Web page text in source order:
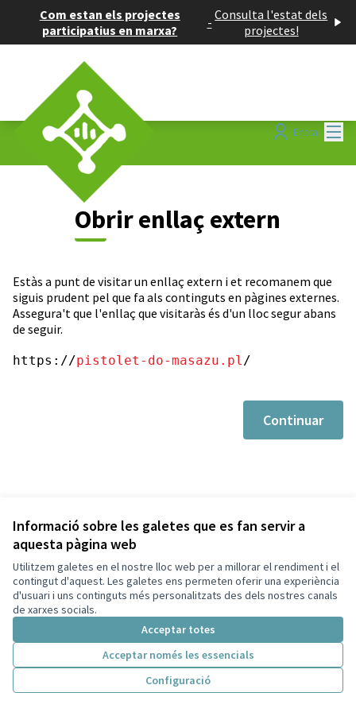
Informació sobre les galetes que es fan servir a
aquesta pàgina web
Utilitzem galetes en el nostre lloc web per a millorar el rendiment i el
contingut d'aquest. Les galetes ens permeten oferir una experiència
d'usuari i uns continguts més personalitzats des dels nostres canals
de xarxes socials.
Acceptar totes
Acceptar només les essencials
Configuració
Com estan els projectes
participatius en marxa?
- Consulta l'estat dels
projectes!
Entra
Obrir enllaç extern
Estàs a punt de visitar un enllaç extern i et recomanem que
siguis prudent pel que fa als continguts en pàgines externes.
Assegura't que l'enllaç que visitaràs és d'un lloc segur abans
de seguir.
https://pistolet-do-masazu.pl/
Continuar
Termes i condicions d'ús
Configuració de les galetes
Decidim Sant Cugat a X
(Enllaç extern)
Decidim Sant Cugat a Facebook
Decidim Sant Cugat a Instagram
Decidim Sant Cugat a GitHub
(Enllaç extern)
Web creada ambprogramari lliure .
Amb
(Enllaç